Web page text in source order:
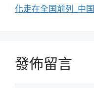
化走在全国前列_中
發佈留言